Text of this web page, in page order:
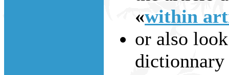
«within
or also
dictionnary